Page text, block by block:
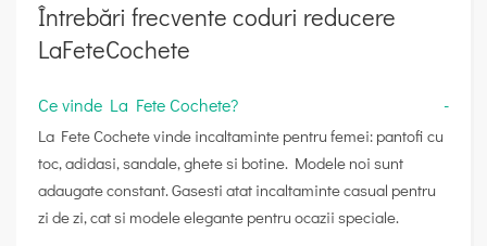
Întrebări frecvente coduri reducere
LaFeteCochete
Ce vinde La Fete Cochete?
La Fete Cochete vinde incaltaminte pentru femei: pantofi cu
toc, adidasi, sandale, ghete si botine. Modele noi sunt
adaugate constant. Gasesti atat incaltaminte casual pentru
zi de zi, cat si modele elegante pentru ocazii speciale.